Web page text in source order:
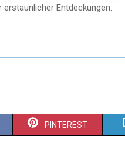
Entdeckungen.
PINTEREST